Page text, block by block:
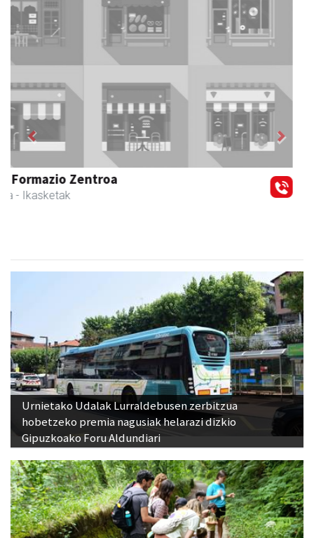
Ikasmin ikasketa zentroa
Urnieta - Ikasketa zentroak
Previous
Urnietako Udalak Lurraldebusen zerbitzua
hobetzeko premia nagusiak helarazi dizkio
Gipuzkoako Foru Aldundiari